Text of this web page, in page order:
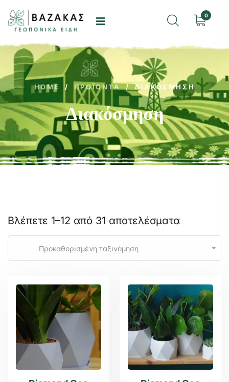
0
HOME / ΠΡΟΪΌΝΤΑ / ΔΙΑΚΌΣΜΗΣΗ
Διακόσμηση
Βλέπετε 1–12 από 31 αποτελέσματα
Προκαθορισμένη ταξινόμηση